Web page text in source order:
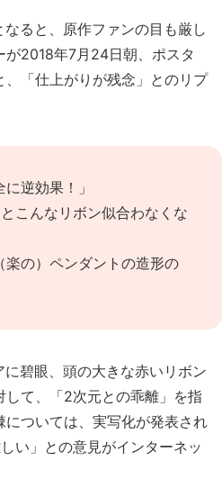
ると、原作ファンの目も厳し
が2018年7月24日朝、ポスタ
「仕上がりが残念」とのリプ
逆効果！」
こんなリボン似合わなくな
楽の）ペンダントの造形の
碧眼、頭の大きな赤いリボン
て、「2次元との乖離」を指
ついては、実写化が発表され
い」との意見がインターネッ